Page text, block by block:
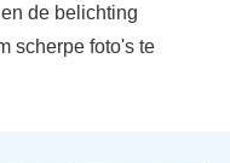
de belichting
scherpe foto's te